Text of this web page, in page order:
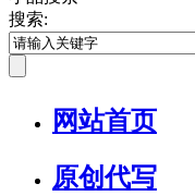
搜索:
网站首页
原创代写